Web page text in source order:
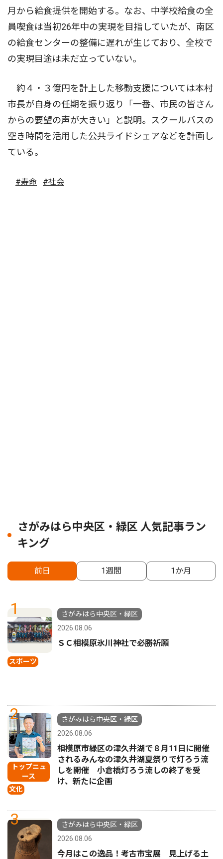
月から給食提供を開始する。なお、中学校給食の全
員喫食は当初26年中の実現を目指していたが、南区
の給食センターの整備に遅れが生じており、全校で
の実現目途は未だ立っていない。
約４・３億円を計上した移動支援については本村
市長が自身の任期を振り返り「一番、市民の皆さん
からの要望の声が大きい」と説明。スクールバスの
空き時間を活用した公共ライドシェアなどを計画し
ている。
#寿命 #社会
さがみはら中央区・緑区 人気記事ラン
キング
前日 1週間 1か月
1
スポーツ
さがみはら中央区・緑区
2026.08.06
ＳＣ相模原氷川神社で必勝祈願
2
トップニュ
ース
文化
さがみはら中央区・緑区
2026.08.06
相模原市緑区の津久井湖で８月11日に開催
されるみんなの津久井湖夏祭りで灯ろう流
しを開催 小倉橋灯ろう流しの終了を受
け、新たに企画
3
さがみはら中央区・緑区
2026.08.06
今月はこの逸品！考古市宝展 見上げる土